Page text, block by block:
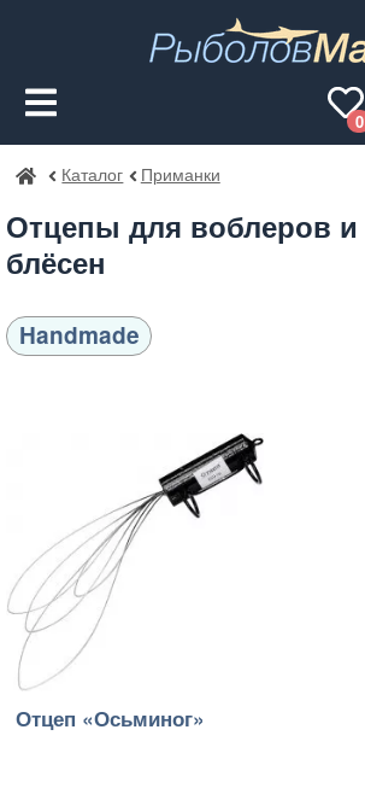
0
РыболовМаг
Каталог Приманки
Отцепы для воблеров и
блёсен
Handmade
Отцеп «Осьминог»